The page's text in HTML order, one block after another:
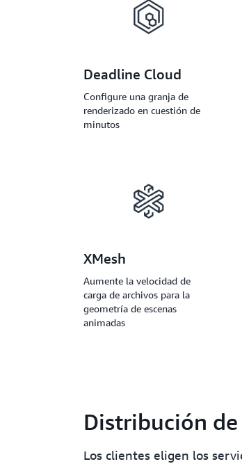
Deadline Cloud
Configure una granja de
renderizado en cuestión de
minutos
XMesh
Aumente la velocidad de
carga de archivos para la
geometría de escenas
animadas
Distribución
Los clientes eligen los